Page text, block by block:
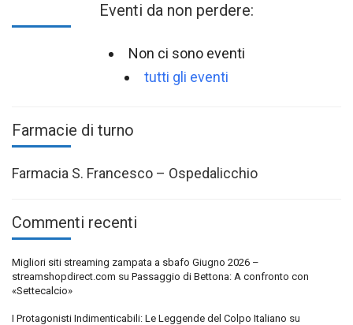
Eventi da non perdere:
Non ci sono eventi
tutti gli eventi
Farmacie di turno
Farmacia S. Francesco – Ospedalicchio
Commenti recenti
Migliori siti streaming zampata a sbafo Giugno 2026 –
streamshopdirect.com su Passaggio di Bettona: A confronto con
«Settecalcio»
I Protagonisti Indimenticabili: Le Leggende del Colpo Italiano su